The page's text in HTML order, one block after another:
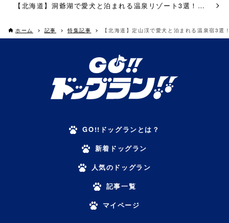
【北海道】洞爺湖で愛犬と泊まれる温泉リゾート3選！立ち寄りドッグランも
ホーム 記事 特集記事 【北海道】定山渓で愛犬と泊まれる温泉宿3選
GO!!ドッグランとは？
新着ドッグラン
人気のドッグラン
記事一覧
マイページ